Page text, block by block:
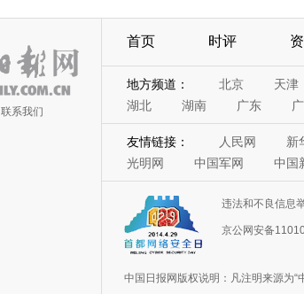
联系我们
首页 时评
地方频道： 北京 天津
湖北
湖南 广东
友情链接： 人民网 新
光明网
中国军网 中国
违法和不良信息
京公网安备
中国日报网版权说明：凡注明来源为